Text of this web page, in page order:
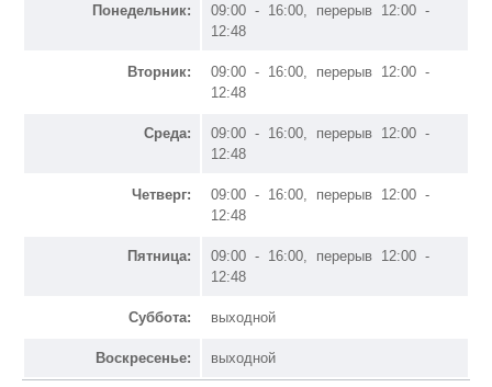
Понедельник:
09:00 - 16:00, перерыв 12:00 -
12:48
Вторник:
09:00 - 16:00, перерыв 12:00 -
12:48
Среда:
09:00 - 16:00, перерыв 12:00 -
12:48
Четверг:
09:00 - 16:00, перерыв 12:00 -
12:48
Пятница:
09:00 - 16:00, перерыв 12:00 -
12:48
Суббота: выходной
Воскресенье: выходной